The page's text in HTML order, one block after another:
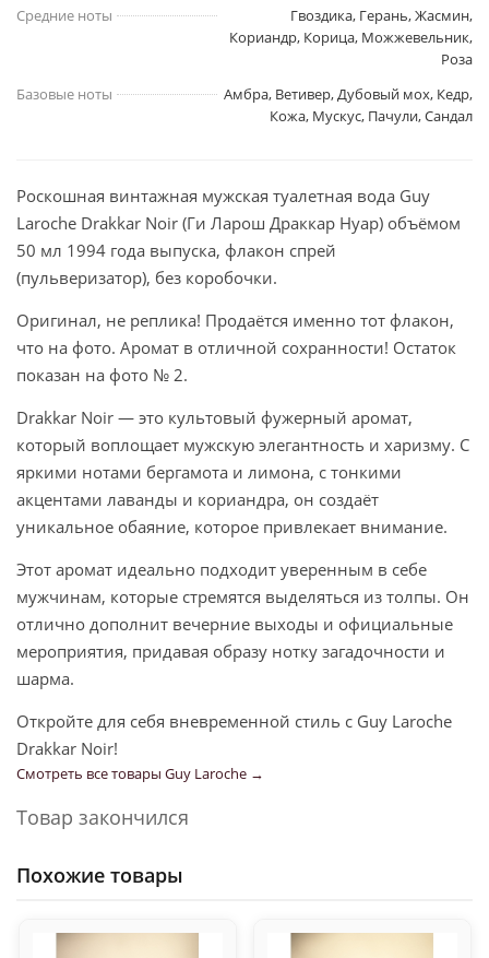
Средние ноты
Гвоздика, Герань, Жасмин,
Кориандр, Корица, Можжевельник,
Роза
Базовые ноты
Амбра, Ветивер, Дубовый мох, Кедр,
Кожа, Мускус, Пачули, Сандал
Роскошная винтажная мужская туалетная вода Guy
Laroche Drakkar Noir (Ги Ларош Драккар Нуар) объёмом
50 мл 1994 года выпуска, флакон спрей
(пульверизатор), без коробочки.
Оригинал, не реплика! Продаётся именно тот флакон,
что на фото. Аромат в отличной сохранности! Остаток
показан на фото № 2.
Drakkar Noir — это культовый фужерный аромат,
который воплощает мужскую элегантность и харизму. С
яркими нотами бергамота и лимона, с тонкими
акцентами лаванды и кориандра, он создаёт
уникальное обаяние, которое привлекает внимание.
Этот аромат идеально подходит уверенным в себе
мужчинам, которые стремятся выделяться из толпы. Он
отлично дополнит вечерние выходы и официальные
мероприятия, придавая образу нотку загадочности и
шарма.
Откройте для себя вневременной стиль с Guy Laroche
Drakkar Noir!
Смотреть все товары Guy Laroche →
Товар закончился
Похожие товары